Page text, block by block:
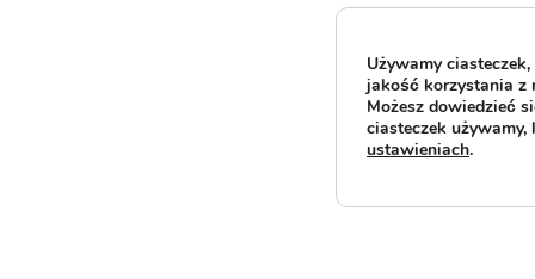
Używamy
jakość korzystania z
Możesz dowiedzieć
ciasteczek używamy,
ustawieniach.